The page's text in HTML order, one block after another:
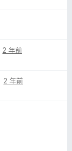
2 年前
2 年前